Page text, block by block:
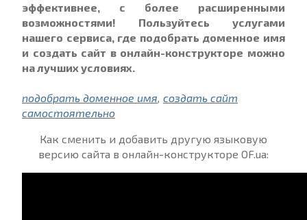
эффективнее, с более расширенными
возможностями! Пользуйтесь услугами
нашего сервиса, где подобрать доменное имя
и создать сайт в онлайн-конструкторе можно
на лучших условиях.
подобрать доменное имя создать сайт
самостоятельно
Как сменить и добавить другую языковую
версию сайта в онлайн-конструкторе OF.ua: